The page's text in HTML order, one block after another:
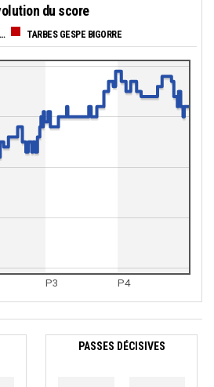
du score
HAINAUT BASKET TARBES GESPE BIGORRE
P3 P4
PASSES DÉCISIVES